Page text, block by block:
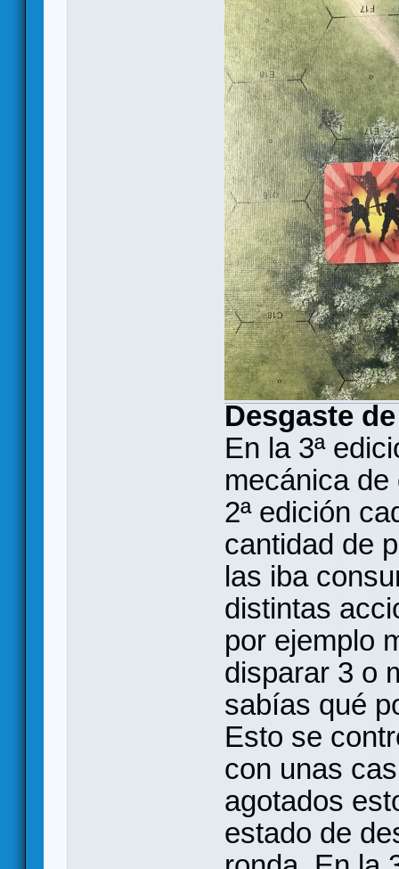
Desgaste
En la 3ª
mecánica
2ª edición
cantidad de
las iba
distintas
por ejemplo
disparar 3 o
sabías qué
Esto se
con unas
agotados
estado de